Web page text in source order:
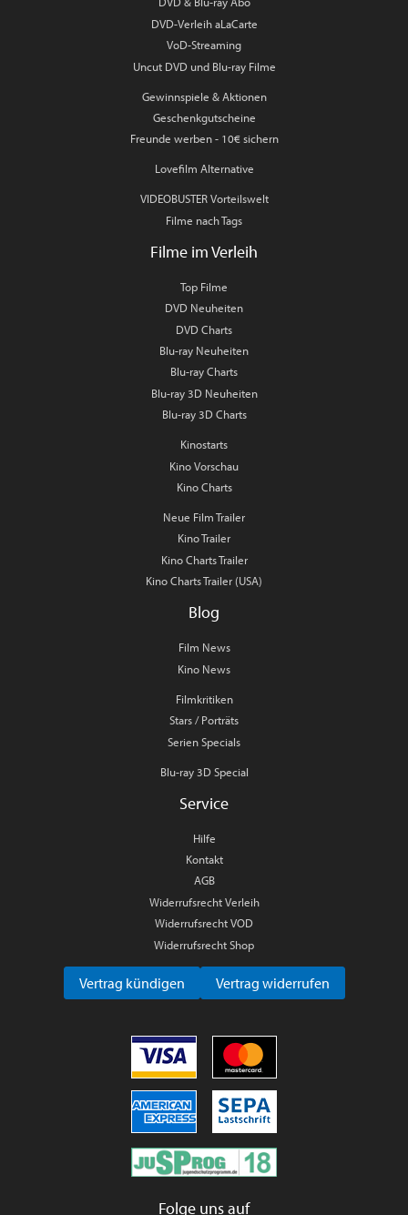
DVD-Verleih aLaCarte
VoD-Streaming
Uncut DVD und Blu-ray Filme
Gewinnspiele & Aktionen
Geschenkgutscheine
Freunde werben - 10€ sichern
Lovefilm Alternative
VIDEOBUSTER Vorteilswelt
Filme nach Tags
Filme im Verleih
Top Filme
DVD Neuheiten
DVD Charts
Blu-ray Neuheiten
Blu-ray Charts
Blu-ray 3D Neuheiten
Blu-ray 3D Charts
Kinostarts
Kino Vorschau
Kino Charts
Neue Film Trailer
Kino Trailer
Kino Charts Trailer
Kino Charts Trailer (USA)
Blog
Film News
Kino News
Filmkritiken
Stars / Porträts
Serien Specials
Blu-ray 3D Special
Service
Hilfe
Kontakt
AGB
Widerrufsrecht Verleih
Widerrufsrecht VOD
Widerrufsrecht Shop
Vertrag kündigen Vertrag widerrufen
Folge uns auf